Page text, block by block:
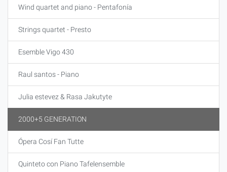
Wind quartet and piano - Pentafonía
Strings quartet - Presto
Esemble Vigo 430
Raul santos - Piano
Julia estevez & Rasa Jakutyte
2000+5 GENERATION
Ópera Cosí Fan Tutte
Quinteto con Piano Tafelensemble